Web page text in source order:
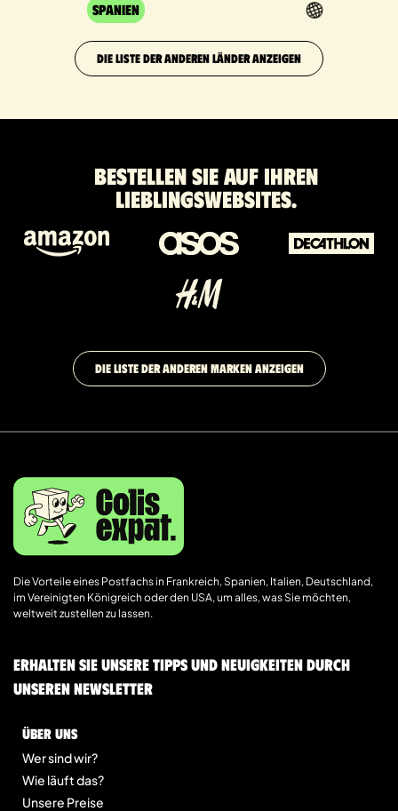
Spanien
DIE LISTE DER ANDEREN LÄNDER ANZEIGEN
Bestellen Sie auf Ihren
Lieblingswebsites.
DIE LISTE DER ANDEREN MARKEN ANZEIGEN
Die Vorteile eines Postfachs in Frankreich, Spanien, Italien, Deutschland,
im Vereinigten Königreich oder den USA, um alles, was Sie möchten,
weltweit zustellen zu lassen.
Erhalten Sie unsere Tipps und Neuigkeiten durch
unseren Newsletter
Über uns
Wer sind wir?
Wie läuft das?
Unsere Preise